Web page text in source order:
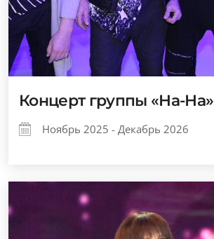
Концерт группы «На-На»
Ноябрь 2025 - Декабрь 2026